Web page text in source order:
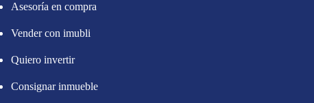
Asesoría en compra
Vender con imubli
Quiero invertir
Consignar inmueble